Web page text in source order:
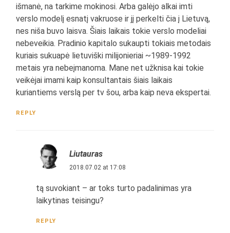
išmanė, na tarkime mokinosi. Arba galėjo alkai imti
verslo modelį esnatį vakruose ir jį perkelti čia į Lietuvą,
nes niša buvo laisva. Šiais laikais tokie verslo modeliai
nebeveikia. Pradinio kapitalo sukaupti tokiais metodais
kuriais sukuapė lietuviški milijonieriai ~1989-1992
metais yra nebeįmanoma. Mane net užknisa kai tokie
veikėjai imami kaip konsultantais šiais laikais
kuriantiems verslą per tv šou, arba kaip neva ekspertai.
REPLY
Liutauras
2018.07.02 at 17:08
tą suvokiant – ar toks turto padalinimas yra
laikytinas teisingu?
REPLY